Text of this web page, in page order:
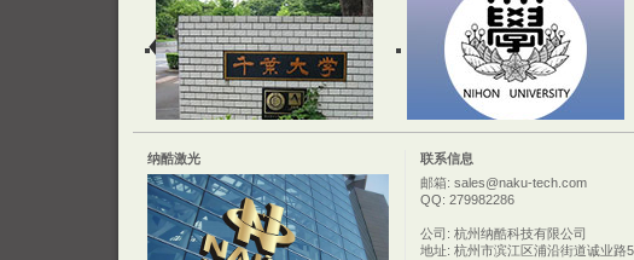
纳酷激光 联系信息
邮箱: sales@naku-tech.com
QQ: 279982286
公司: 杭州纳酷科技有限公司
地址: 杭州市滨江区浦沿街道诚业路